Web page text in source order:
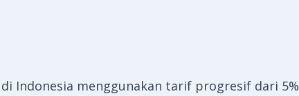
Indonesia menggunakan tarif progresif dari 5%